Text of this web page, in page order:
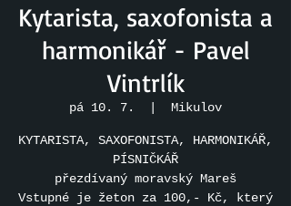
Kytarista, saxofonista a
harmonikář - Pavel
Vintrlík
pá 10. 7. Mikulov
KYTARISTA, SAXOFONISTA, HARMONIKÁŘ,
PÍSNIČKÁŘ
přezdívaný moravský Mareš
Vstupné je žeton za 100,- Kč, který